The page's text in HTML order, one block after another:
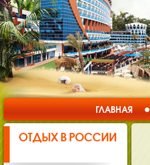
ГЛАВНАЯ
ОТДЫХ В РОССИИ